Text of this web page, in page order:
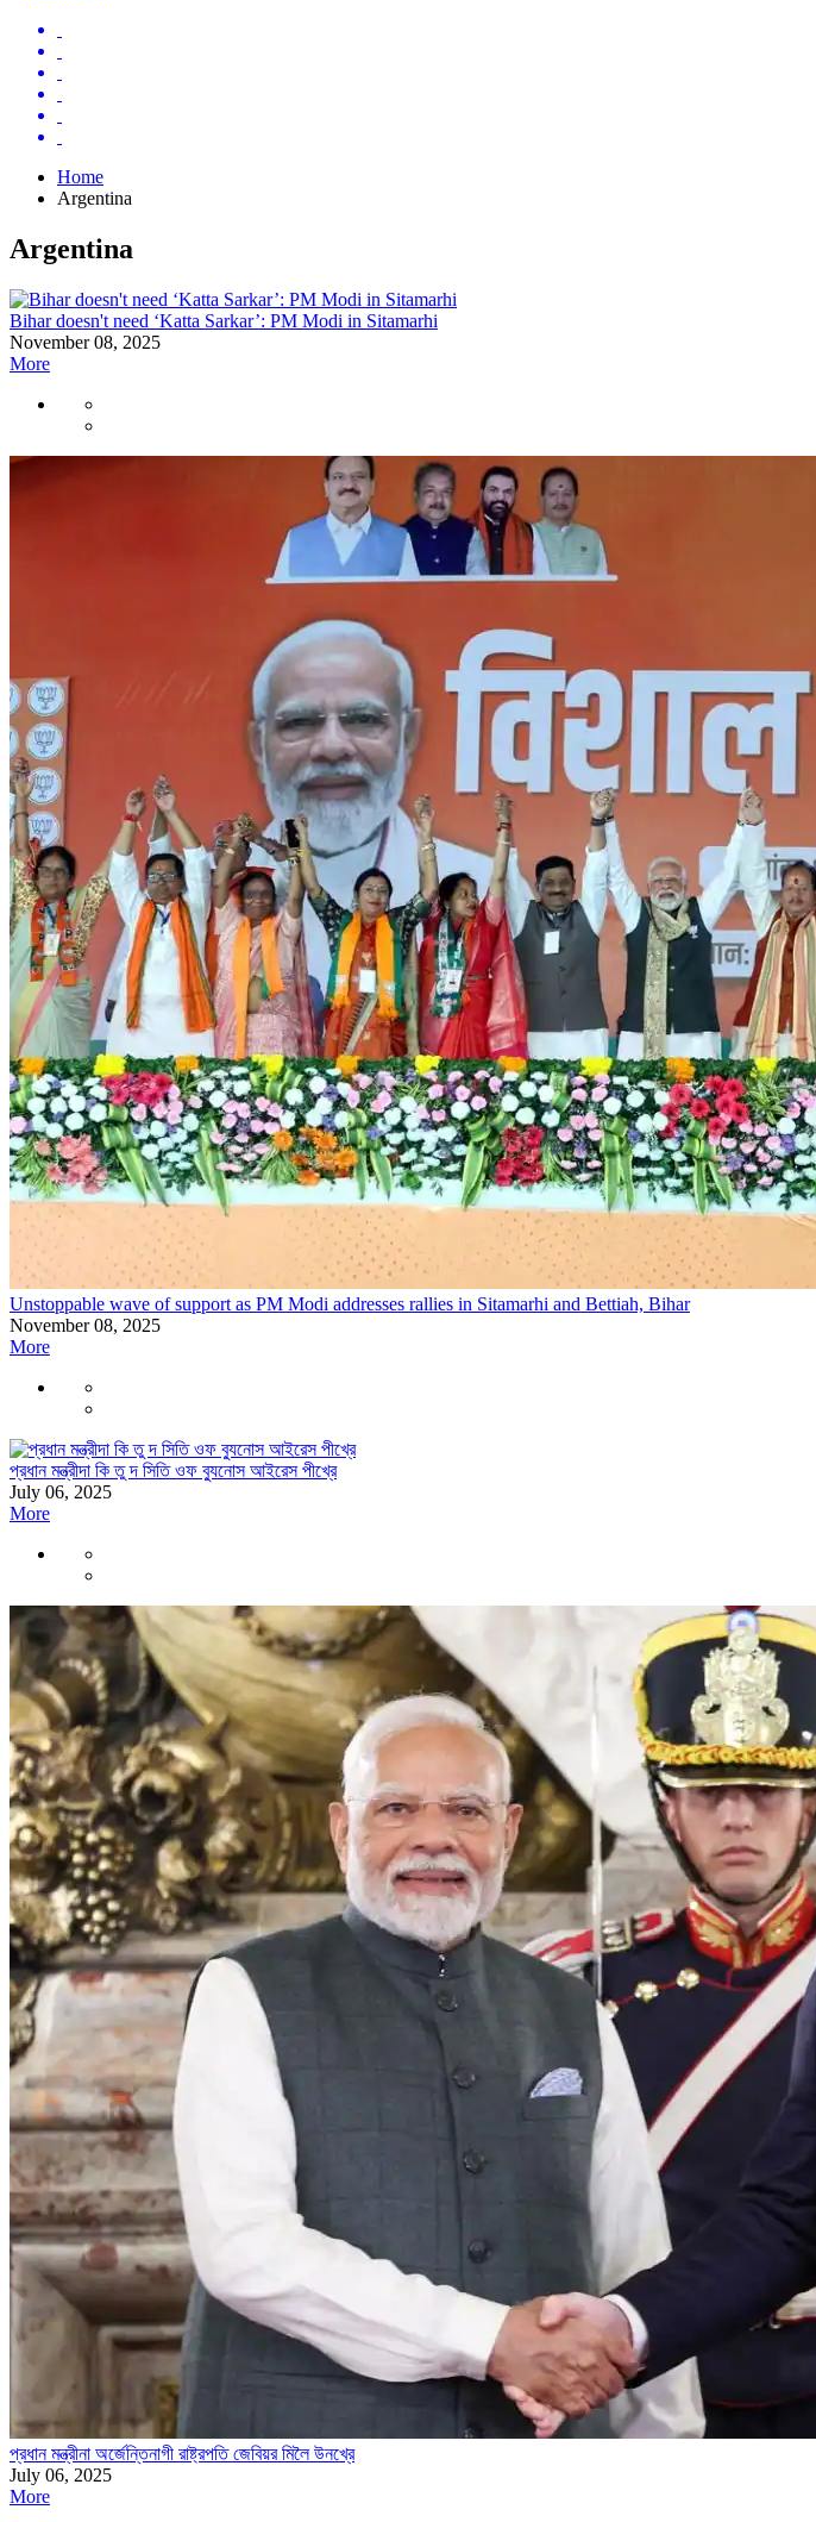
Home
Argentina
Argentina
Bihar doesn't need ‘Katta Sarkar’: PM Modi in Sitamarhi
November 08, 2025
More
Unstoppable wave of support as PM Modi addresses rallies in Sitamarhi and Bettiah, Bihar
November 08, 2025
More
প্রধান মন্ত্রীদা কি তু দ সিতি ওফ ব্যুনোস আইরেস পীখ্রে
July 06, 2025
More
প্রধান মন্ত্রীনা অর্জেন্তিনাগী রাষ্ট্রপতি জেবিয়র মিলৈ উনখ্রে
July 06, 2025
More